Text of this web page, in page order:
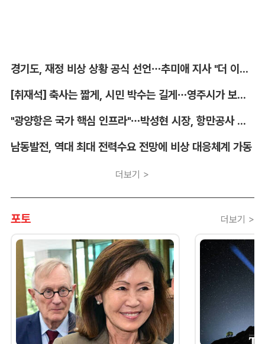
경기도, 재정 비상 상황 공식 선언…추미애 지사 "더 이상 끌어다 쓸 재원 없어"
[취재석] 축사는 짧게, 시민 박수는 길게…영주시가 보여준 축제 변화
"광양항은 국가 핵심 인프라"…박성현 시장, 항만공사 통합 우려 표명
남동발전, 역대 최대 전력수요 전망에 비상 대응체계 가동
더보기 >
포토 더보기 >